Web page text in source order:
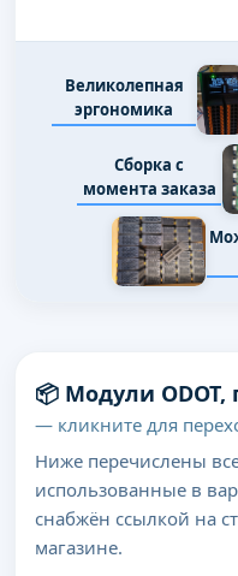
Великолепная
эргономика
Сборка с
момента заказа
📦 Модули
— кликните для
Ниже перечислены
использованные в
снабжён ссылкой на
магазине.